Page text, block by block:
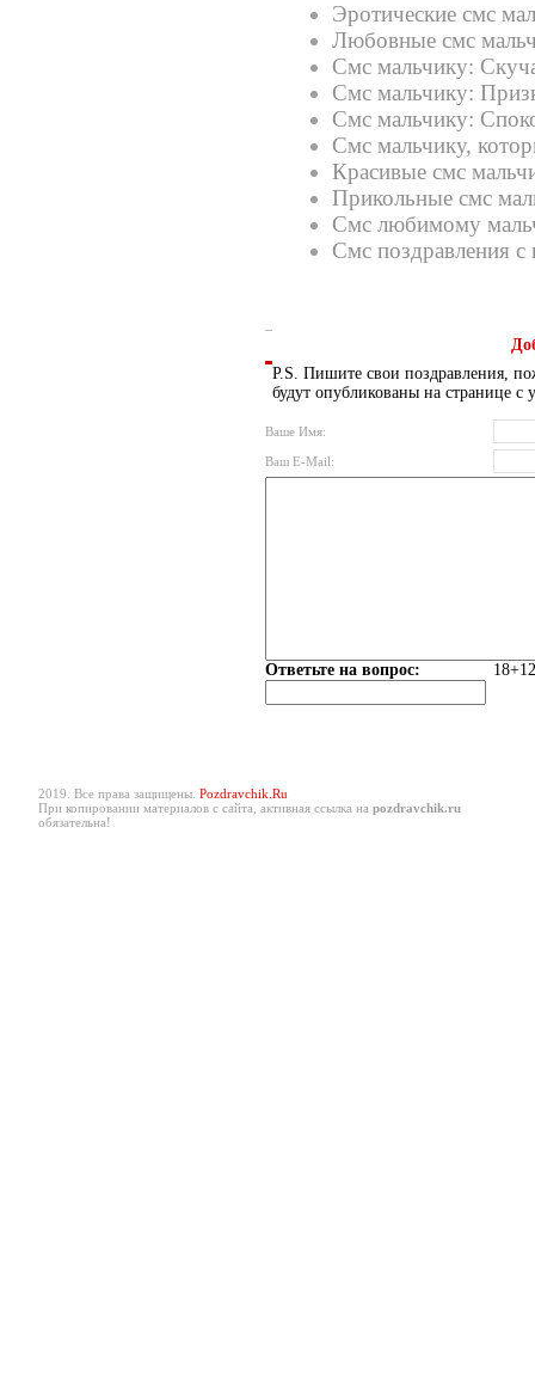
Эротические смс
Любовные смс
Смс мальчику:
Смс мальчику:
Смс мальчику:
Смс мальчику,
Красивые смс
Прикольные смс
Смс любимому
Смс поздравления
P.S. Пишите свои поздравления,
будут опубликованы на странице с
Ваше Имя:
Ваш E-Mail:
Ответьте на вопрос:
2019. Все права защищены. Pozdravchik.Ru
При копировании материалов с сайта, активная ссылка на pozdravchik.ru
обязательна!